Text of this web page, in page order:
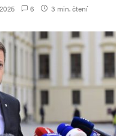
6 3 min. čtení